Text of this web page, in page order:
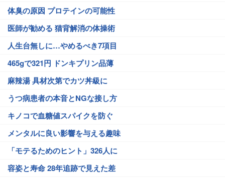
体臭の原因 プロテインの可能性
医師が勧める 猫背解消の体操術
人生台無しに…やめるべき7項目
465gで321円 ドンキプリン品薄
麻辣湯 具材次第でカツ丼級に
うつ病患者の本音とNGな接し方
キノコで血糖値スパイクを防ぐ
メンタルに良い影響を与える趣味
「モテるためのヒント」326人に
容姿と寿命 28年追跡で見えた差